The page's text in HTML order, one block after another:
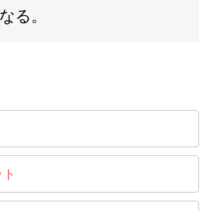
る。